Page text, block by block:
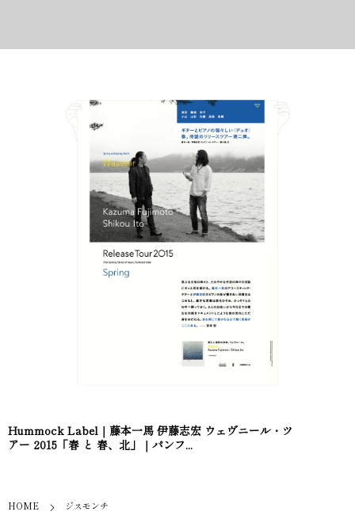
Hummock Label｜藤本一馬 伊藤志宏 ウェヴニール・ツ
アー 2015「春 と 春、北」｜パンフ...
HOME ジスモンチ